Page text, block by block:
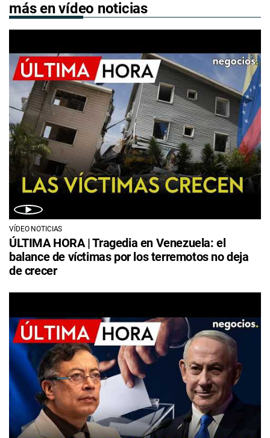
más en vídeo noticias
VÍDEO NOTICIAS
ÚLTIMA HORA | Tragedia en Venezuela: el
balance de víctimas por los terremotos no deja
de crecer